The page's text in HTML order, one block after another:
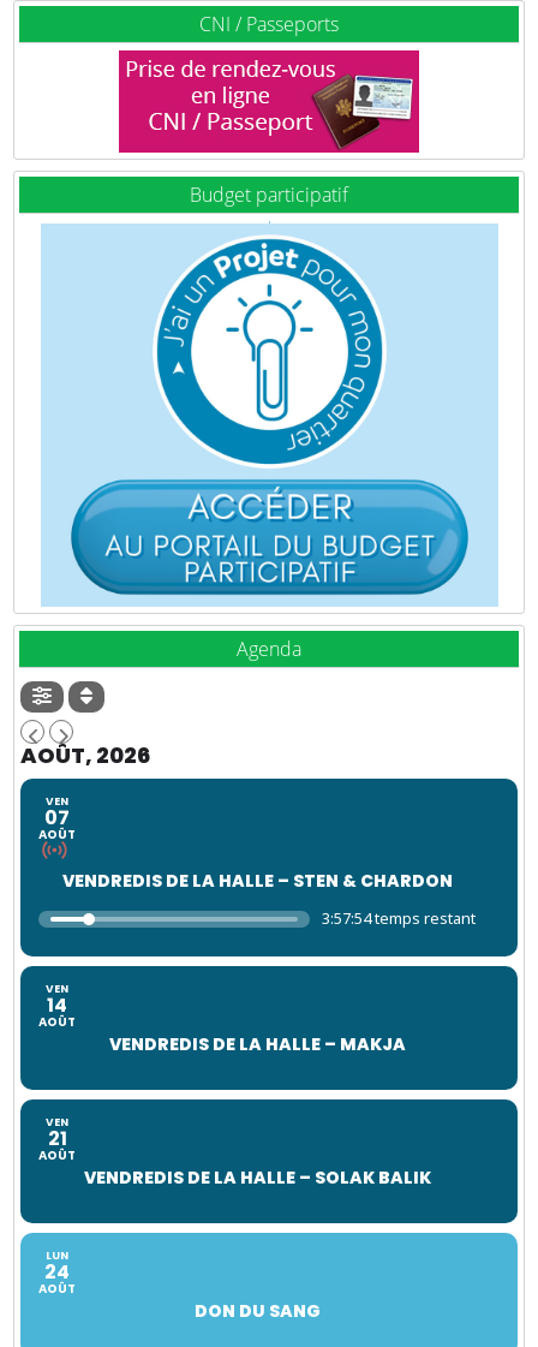
CNI / Passeports
Budget participatif
Agenda
AOÛT, 2026
VEN
07
AOÛT
VENDREDIS DE LA HALLE – STEN & CHARDON
3:57:52 temps restant
VEN
14
AOÛT
VENDREDIS DE LA HALLE – MAKJA
VEN
21
AOÛT
VENDREDIS DE LA HALLE – SOLAK BALIK
LUN
24
AOÛT
DON DU SANG